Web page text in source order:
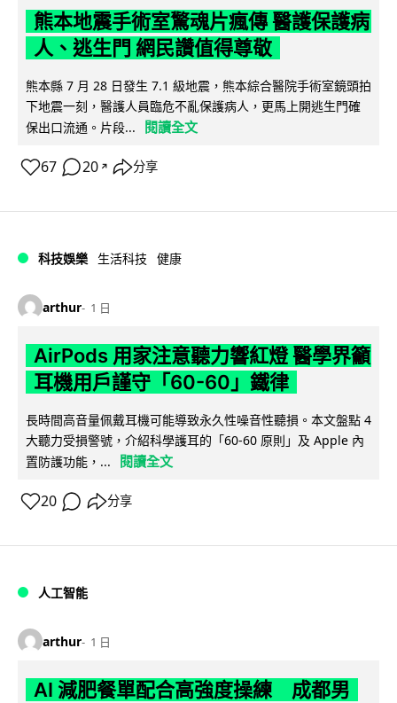
熊本地震手術室驚魂片瘋傳 醫護保護病
人、逃生門 網民讚值得尊敬
熊本縣 7 月 28 日發生 7.1 級地震，熊本綜合醫院手術室鏡頭拍
下地震一刻，醫護人員臨危不亂保護病人，更馬上開逃生門確
保出口流通。片段...
閱讀全文
67 20 ↗ 分享
科技娛樂 生活科技 健康
arthur 1 日
AirPods 用家注意聽力響紅燈 醫學界籲
耳機用戶謹守「60-60」鐵律
長時間高音量佩戴耳機可能導致永久性噪音性聽損。本文盤點 4
大聽力受損警號，介紹科學護耳的「60-60 原則」及 Apple 內
置防護功能，...
閱讀全文
20 分享
人工智能
arthur 1 日
AI 減肥餐單配合高強度操練 成都男